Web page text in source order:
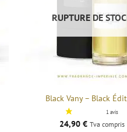
RUPTURE DE
Black Vany – Black
24,90€ Tva compris